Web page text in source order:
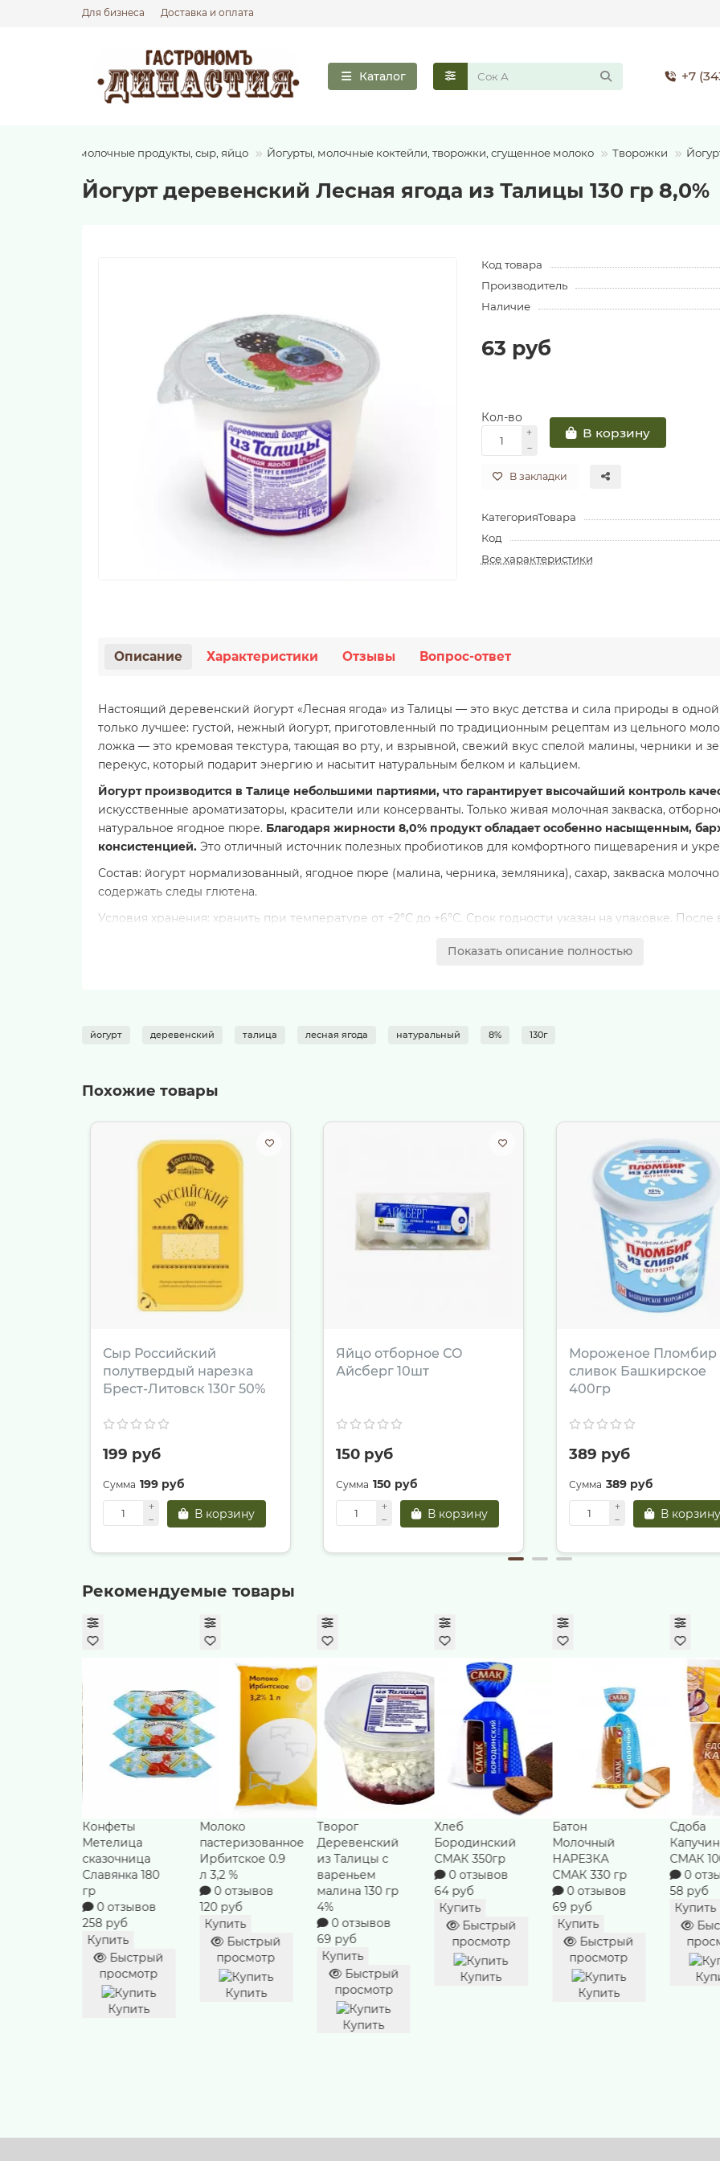
Для бизнеса Доставка и оплата
Каталог +7
Молоко, молочные продукты, сыр, яйцо Йогурты, молочные коктейли, творожки, сгущенное молоко Творожки
Йогурт деревенский Лесная ягода из Талицы 130 гр 8,0%
Код товара
Производитель
Наличие
63 руб
Кол-во
В корзину
В закладки
КатегорияТовара
Код
Все характеристики
Описание Характеристики Отзывы Вопрос-ответ
Настоящий деревенский йогурт «Лесная ягода» из Талицы — это вкус детства и сила природы в
только лучшее: густой, нежный йогурт, приготовленный по традиционным рецептам из цельного
ложка — это кремовая текстура, тающая во рту, и взрывной, свежий вкус спелой малины, черники и
перекус, который подарит энергию и насытит натуральным белком и кальцием.
Йогурт производится в Талице небольшими партиями, что гарантирует высочайший контроль
искусственные ароматизаторы, красители или консерванты. Только живая молочная закваска,
натуральное ягодное пюре. Благодаря жирности 8,0% продукт обладает особенно насыщенным,
консистенцией. Это отличный источник полезных пробиотиков для комфортного пищеварения и
Состав: йогурт нормализованный, ягодное пюре (малина, черника, земляника), сахар, закваска
содержать следы глютена.
Условия хранения: хранить при температуре от +2°С до +6°С. Срок годности указан на упаковке. После
Подавайте йогурт как самостоятельный десерт, украсив свежими ягодами, листиками мяты или
Используйте его в качестве натурального соуса для творожных запеканок, сырников или
Приготовьте быстрый и полезный завтрак: смешайте йогурт с овсяными хлопьями и орехами,
ждет витаминный чизкейк без выпечки.
Закажите деревенский йогурт «Лесная ягода» из Талицы с доставкой по Екатеринбургу в
настоящих продуктов каждый день!
Показать описание полностью
йогурт деревенский талица лесная ягода натуральный 8% 130г
Похожие товары
Сыр Российский
полутвердый нарезка
Брест-Литовск 130г 50%
199 руб
199 руб
В корзину
Яйцо отборное СО
Айсберг 10шт
150 руб
150 руб
В корзину
Мороженое Пломбир
сливок Башкирское
400гр
389 руб
389 руб
В корзину
Рекомендуемые товары
Конфеты
Метелица
сказочница
Славянка 180
гр
0 отзывов
258 руб
Купить
Быстрый
просмотр
Купить
Молоко
пастеризованное
Ирбитское 0.9
л 3,2 %
0 отзывов
120 руб
Купить
Быстрый
просмотр
Купить
Творог
Деревенский
из Талицы с
вареньем
малина 130 гр
4%
0 отзывов
69 руб
Купить
Быстрый
просмотр
Купить
Хлеб
Бородинский
СМАК 350гр
0 отзывов
64 руб
Купить
Быстрый
просмотр
Купить
Батон
Молочный
НАРЕЗКА
СМАК 330 гр
0 отзывов
69 руб
Купить
Быстрый
просмотр
Купить
Сдоба
СМАК
0
58 руб
Купить